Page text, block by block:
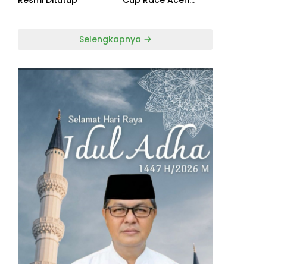
Selengkapnya